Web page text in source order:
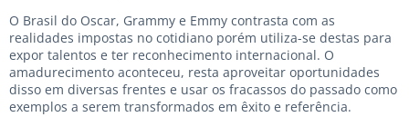
O Brasil do Oscar, Grammy e Emmy contrasta com as
realidades impostas no cotidiano porém utiliza-se destas para
expor talentos e ter reconhecimento internacional. O
amadurecimento aconteceu, resta aproveitar oportunidades
disso em diversas frentes e usar os fracassos do passado como
exemplos a serem transformados em êxito e referência.